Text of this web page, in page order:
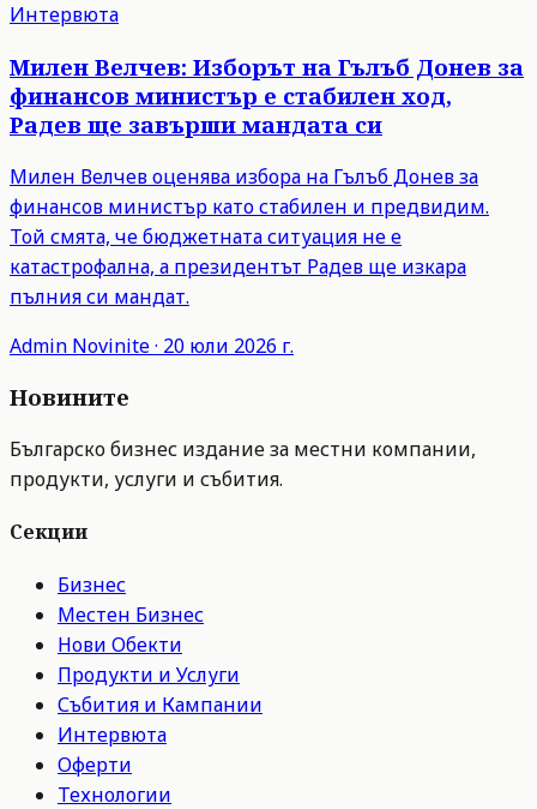
Интервюта
Милен Велчев: Изборът на Гълъб Донев за
финансов министър е стабилен ход,
Радев ще завърши мандата си
Милен Велчев оценява избора на Гълъб Донев за
финансов министър като стабилен и предвидим.
Той смята, че бюджетната ситуация не е
катастрофална, а президентът Радев ще изкара
пълния си мандат.
Admin Novinite· 20 юли 2026 г.
Новините
Българско бизнес издание за местни компании,
продукти, услуги и събития.
Секции
Бизнес
Местен Бизнес
Нови Обекти
Продукти и Услуги
Събития и Кампании
Интервюта
Оферти
Технологии